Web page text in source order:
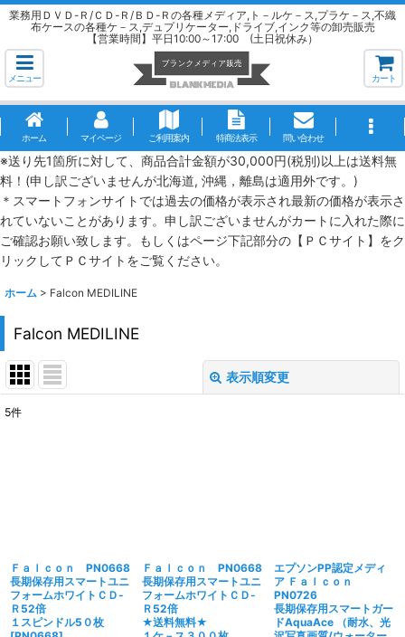
業務用ＤＶＤ-Ｒ/ＣＤ-Ｒ/ＢＤ-Ｒの各種メディア,ト－ルケ－ス,プラケ－ス,不織
布ケースの各種ケ－ス,デュプリケーター,ドライブ,インク等の卸売販売
【営業時間】平日10:00～17:00 (土日祝休み）
メニュー カート
ホーム マイページ ご利用案内 特商法表示 問い合わせ
※送り先1箇所に対して、商品合計金額が30,000円(税別)以上は送料無
料！(申し訳ございませんが北海道, 沖縄，離島は適用外です。)
＊スマートフォンサイトでは過去の価格が表示され最新の価格が表示さ
れていないことがあります。申し訳ございませんがカートに入れた際に
ご確認お願い致します。もしくはページ下記部分の【ＰＣサイト】をク
リックしてＰＣサイトをご覧ください。
ホーム > Falcon MEDILINE
Falcon MEDILINE
表示順変更
5件
Ｆａｌｃｏｎ PN0668
長期保存用スマートユニ
フォームホワイトＣＤ-
Ｒ52倍
１スピンドル5０枚
Ｆａｌｃｏｎ PN0668
長期保存用スマートユニ
フォームホワイトＣＤ-
Ｒ52倍
★送料無料★
エプソンPP認定メディ
ア Ｆａｌｃｏｎ
PN0726
長期保存用スマートガー
ドAquaAce （耐水、光